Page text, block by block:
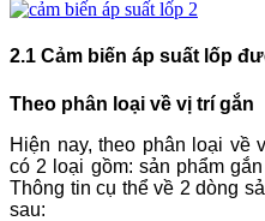
2.1 Cảm biến áp suất lốp
Theo phân loại về vị trí gắn
Hiện nay, theo phân loại về
có 2 loại gồm: sản phẩm
Thông tin cụ thể về 2 dòng
sau: